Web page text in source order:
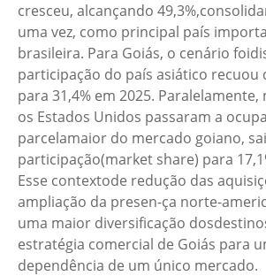
cresceu, alcançando
uma vez, como principal país
brasileira. Para Goiás, o cenário
participação do país asiático recuou
para 31,4% em 2025.
os Estados Unidos passaram a
parcelamaior do mercado goiano,
participação(market share) para
Esse contextode redução das
ampliação da presen-ça norte-
uma maior diversificação
estratégia comercial de Goiás para
dependência de um único mercado.